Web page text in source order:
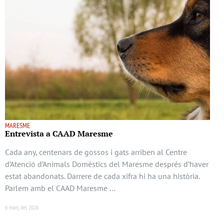
MARESME
Entrevista a CAAD Maresme
Cada any, centenars de gossos i gats arriben al Centre
d’Atenció d’Animals Domèstics del Maresme després d’haver
estat abandonats. Darrere de cada xifra hi ha una història.
Parlem amb el CAAD Maresme …
6 març del 2026